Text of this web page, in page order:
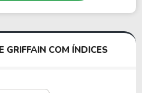
GRIFFAIN COM ÍNDICES